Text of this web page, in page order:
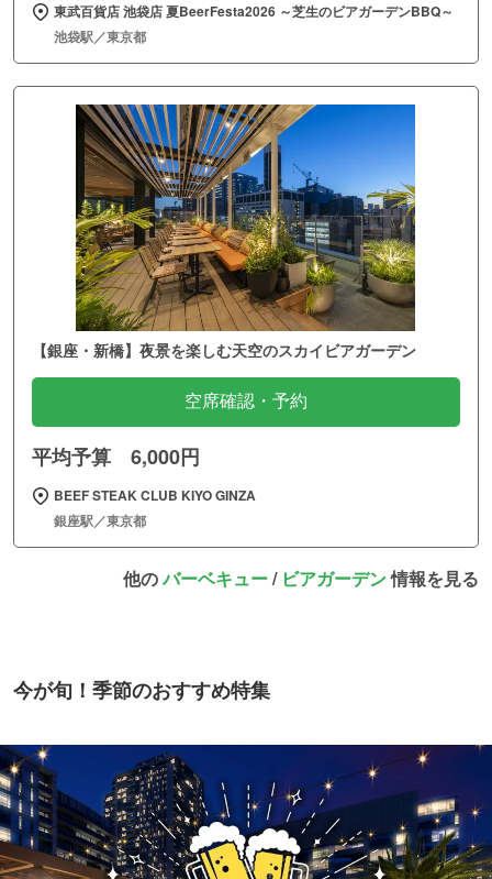
東武百貨店 池袋店 夏BeerFesta2026 ～芝生のビアガーデンBBQ～
池袋駅／東京都
【銀座・新橋】夜景を楽しむ天空のスカイビアガーデン
空席確認・予約
平均予算 6,000円
BEEF STEAK CLUB KIYO GINZA
銀座駅／東京都
他のバーベキュー/ ビアガーデン情報を見る
今が旬！季節のおすすめ特集